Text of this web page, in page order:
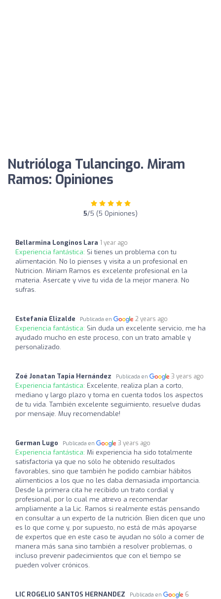
Nutrióloga Tulancingo. Miram
Ramos: Opiniones
5/5 (5 Opiniones)
Bellarmina Longinos Lara 1 year ago
Experiencia fantástica: Si tienes un problema con tu
alimentación. No lo pienses y visita a un profesional en
Nutricion. Míriam Ramos es excelente profesional en la
materia. Asercate y vive tu vida de la mejor manera. No
sufras.
Estefanía Elizalde Publicada en 2 years ago
Experiencia fantástica: Sin duda un excelente servicio, me ha
ayudado mucho en este proceso, con un trato amable y
personalizado.
Zoé Jonatan Tapia Hernández Publicada en 3 years ago
Experiencia fantástica: Excelente, realiza plan a corto,
mediano y largo plazo y toma en cuenta todos los aspectos
de tu vida. También excelente seguimiento, resuelve dudas
por mensaje. Muy recomendable!
German Lugo Publicada en 3 years ago
Experiencia fantástica: Mi experiencia ha sido totalmente
satisfactoria ya que no sólo he obtenido resultados
favorables, sino que también he podido cambiar hábitos
alimenticios a los que no les daba demasiada importancia.
Desde la primera cita he recibido un trato cordial y
profesional, por lo cual me atrevo a recomendar
ampliamente a la Lic. Ramos si realmente estás pensando
en consultar a un experto de la nutrición. Bien dicen que uno
es lo que come y, por supuesto, no está de más apoyarse
de expertos que en este caso te ayudan no sólo a comer de
manera más sana sino también a resolver problemas, o
incluso prevenir padecimientos que con el tiempo se
pueden volver crónicos.
LIC ROGELIO SANTOS HERNANDEZ Publicada en
6